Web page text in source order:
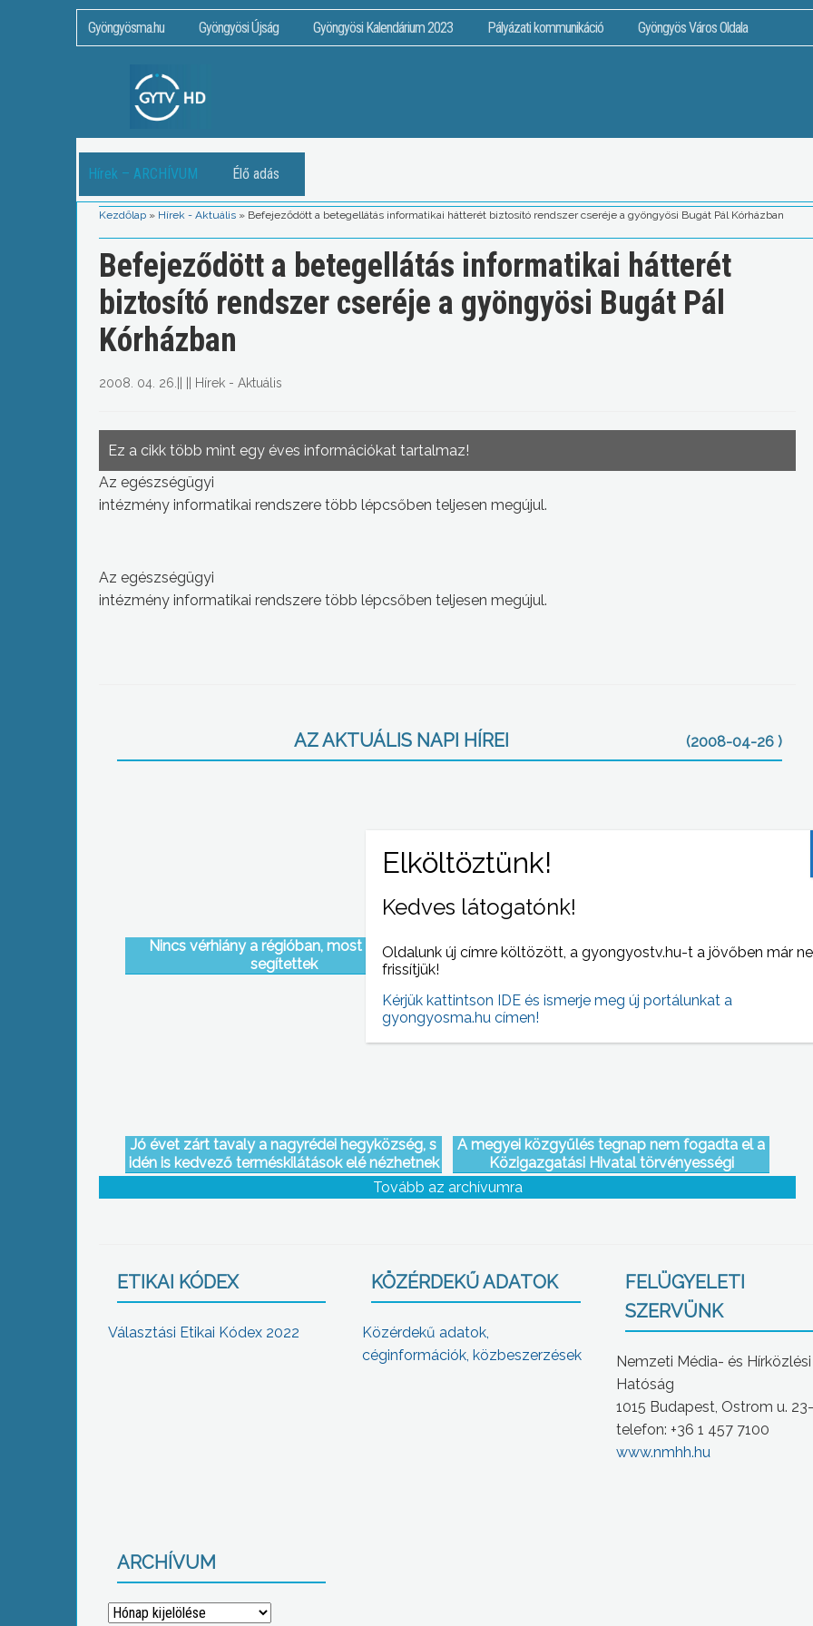
Gyöngyösma.hu Gyöngyösi Újság Gyöngyösi Kalendárium 2023 Pályázati kommunikáció Gyöngyös Város Oldala
Hírek – ARCHÍVUM Élő adás
Kezdőlap » Hírek - Aktuális » Befejeződött a betegellátás informatikai hátterét biztosító rendszer cseréje a gyöngyösi Bugát Pál Kórházban
Befejeződött a betegellátás informatikai hátterét
biztosító rendszer cseréje a gyöngyösi Bugát Pál
Kórházban
2008. 04. 26. Hírek - Aktuális
Ez a cikk több mint egy éves információkat tartalmaz!
Az egészségügyi
intézmény informatikai rendszere több lépcsőben teljesen megújul.
Az egészségügyi
intézmény informatikai rendszere több lépcsőben teljesen megújul.
AZ AKTUÁLIS NAPI HÍREI (2008-04-26 )
Nincs vérhiány a régióban, most is sokan
segítettek
Magyarország 2002 óta az élmezőnyből az
utolsó helyre került saját régiójában, s ehhez
Jó évet zárt tavaly a nagyrédei hegyközség, s
idén is kedvező terméskilátások elé nézhetnek
– derült ki a nemrég megtartott éves
közgyűlésen
A megyei közgyűlés tegnap nem fogadta el a
Közigazgatási Hivatal törvényességi
észrevételét, mely kimondja: érvénytelen az
egri kórházszerződés
Tovább az archívumra
ETIKAI KÓDEX
Választási Etikai Kódex 2022
KÖZÉRDEKŰ ADATOK
Közérdekű adatok,
céginformációk, közbeszerzések
FELÜGYELETI
SZERVÜNK
Nemzeti Média- és Hírközlési
Hatóság
1015 Budapest, Ostrom u.
telefon: +36 1 457 7100
www.nmhh.hu
ARCHÍVUM
Archívum
Kedves látogatónk!
Oldalunk új címre költözött, a gyongyostv.hu-t a jövőben már
frissítjük!
Kérjük kattintson IDE és ismerje meg új portálunkat a
gyongyosma.hu címen!